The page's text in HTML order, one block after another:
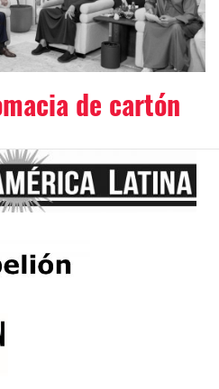
de cartón